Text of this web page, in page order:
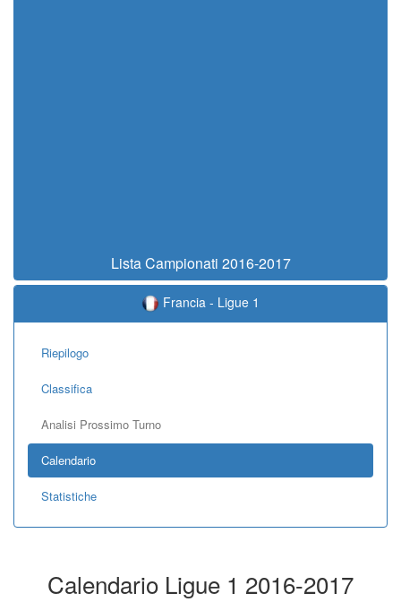
Lista Campionati 2016-2017
Francia - Ligue 1
Riepilogo
Classifica
Analisi Prossimo Turno
Calendario
Statistiche
Calendario Ligue 1 2016-2017